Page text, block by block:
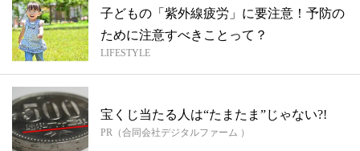
子どもの「紫外線疲労」に要注意！予防の
ために注意すべきことって？
LIFESTYLE
宝くじ当たる人は“たまたま”じゃない?!
PR（合同会社デジタルファーム ）